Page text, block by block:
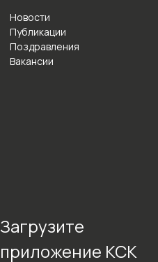
Новости
Публикации
Поздравления
Вакансии
Загрузите
приложение КСК